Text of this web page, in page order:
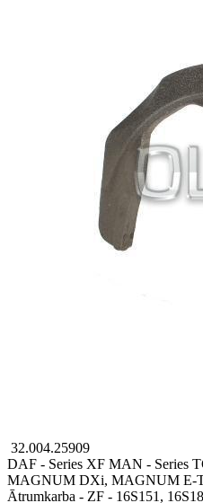
32.004.25909
DAF - Series XF MAN - Series
MAGNUM DXi, MAGNUM E-
Ātrumkarba - ZF - 16S151,